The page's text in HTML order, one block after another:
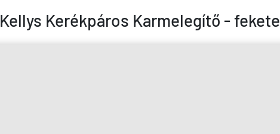
Kellys Kerékpáros Karmelegítő - fekete